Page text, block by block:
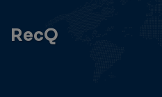
RecQ